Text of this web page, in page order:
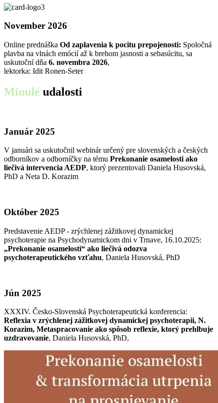
November 2026
Online prednáška Od zaplavenia k pocitu prepojenosti: Spoločná
plavba na vlnách emócií až k brehom jasnosti a sebasúcitu, sa
uskutoční dňa 6. novembra 2026,
lektorka: Idit Ronen-Seter
Minulé udalosti
Január 2025
V januári sa uskutočnil webinár určený pre slovenských a českých
odborníkov a odborníčky na tému Prekonanie osamelosti ako
liečivá intervencia AEDP, ktorý prezentovali Daniela Husovská,
PhD a Neta D. Korazim
Október 2025
Predstavenie AEDP - zrýchlenej zážitkovej dynamickej
psychoterapie na Psychodynamickom dni v Trnave, 16.10.2025:
„Prekonanie osamelosti“ ako liečivá odozva
psychoterapeutického vzťahu, Daniela Husovská, PhD
Jún 2025
XXXIV. Česko-Slovenská Psychoterapeutická konferencia:
Reflexia v zrýchlenej zážitkovej dynamickej psychoterapii, N.
Korazim, Metaspracovanie ako spôsob reflexie, ktorý prehlbuje
uzdravovanie, Daniela Husovská, PhD,